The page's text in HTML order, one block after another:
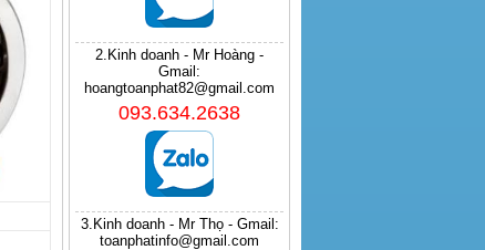
2.Kinh doanh - Mr Hoàng -
Gmail:
hoangtoanphat82@gmail.com
093.634.2638
3.Kinh doanh - Mr Thọ - Gmail:
toanphatinfo@gmail.com